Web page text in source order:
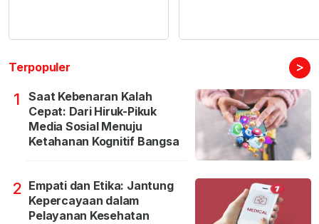
Terpopuler >
1
Saat Kebenaran Kalah
Cepat: Dari Hiruk-Pikuk
Media Sosial Menuju
Ketahanan Kognitif Bangsa
2 Empati dan Etika: Jantung
Kepercayaan dalam
Pelayanan Kesehatan